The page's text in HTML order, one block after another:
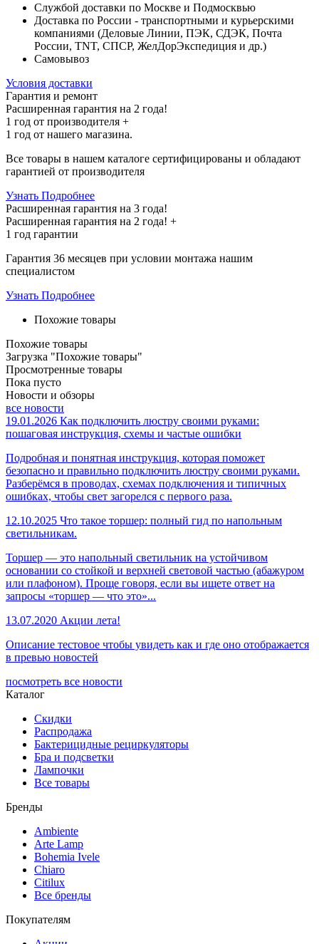
Службой доставки по Москве и Подмосквью
Доставка по России - транспортными и курьерскими
компаниями (Деловые Линии, ПЭК, СДЭК, Почта
России, TNT, СПСР, ЖелДорЭкспедиция и др.)
Самовывоз
Условия доставки
Гарантия и ремонт
Расширенная гарантия на 2 года!
1 год от производителя +
1 год от нашего магазина.
Все товары в нашем каталоге сертифицированы и обладают
гарантией от производителя
Узнать Подробнее
Расширенная гарантия на 3 года!
Расширенная гарантия на 2 года! +
1 год гарантии
Гарантия 36 месяцев при условии монтажа нашим
специалистом
Узнать Подробнее
Похожие товары
Похожие товары
Загрузка "Похожие товары"
Просмотренные товары
Пока пусто
Новости и обзоры
все новости
19.01.2026 Как подключить люстру своими руками:
пошаговая инструкция, схемы и частые ошибки
Подробная и понятная инструкция, которая поможет
безопасно и правильно подключить люстру своими руками.
Разберёмся в проводах, схемах подключения и типичных
ошибках, чтобы свет загорелся с первого раза.
12.10.2025 Что такое торшер: полный гид по напольным
светильникам.
Торшер — это напольный светильник на устойчивом
основании со стойкой и верхней световой частью (абажуром
или плафоном). Проще говоря, если вы ищете ответ на
запросы «торшер — что это»...
13.07.2020 Акции лета!
Описание тестовое чтобы увидеть как и где оно отображается
в превью новостей
посмотреть все новости
Каталог
Скидки
Распродажа
Бактерицидные рециркуляторы
Бра и подсветки
Лампочки
Все товары
Бренды
Ambiente
Arte Lamp
Bohemia Ivele
Chiaro
Citilux
Все бренды
Покупателям